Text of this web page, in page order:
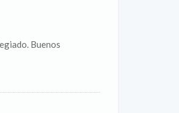
Buenos